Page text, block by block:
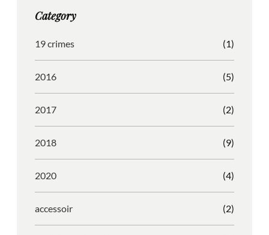
r
m
o
Category
19 crimes (1)
2016 (5)
2017 (2)
2018 (9)
2020 (4)
accessoir (2)